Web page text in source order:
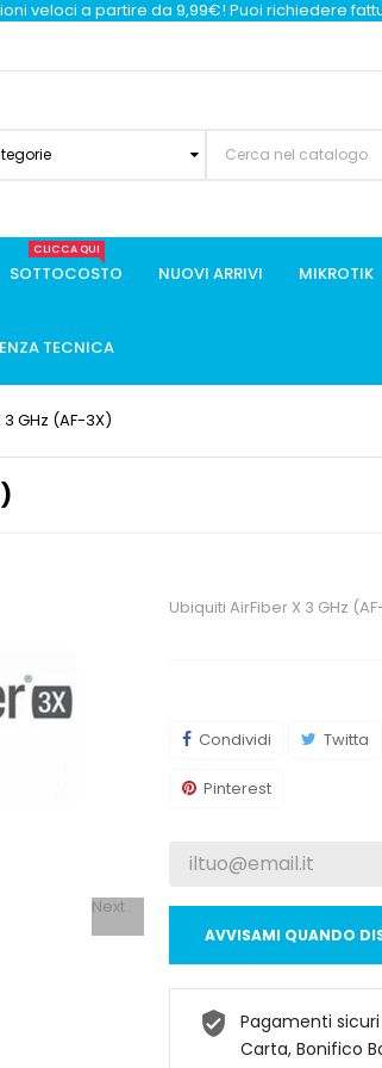
veloci a partire da 9,99€! Puoi richiedere
SOTTOCOSTO
CLICCA QUI
NUOVI ARRIVI MIKROTIK
TECNICA
GHz (AF-3X)
Next
Ubiquiti AirFiber X 3 GHz
Condividi Twitta
Pinterest
AVVISAMI QUANDO
Pagamenti
Carta, Bonifico